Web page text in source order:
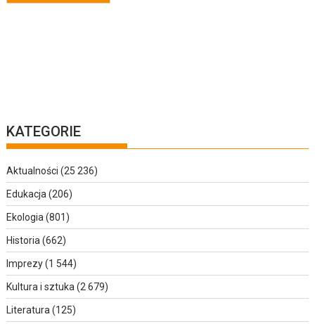
KATEGORIE
Aktualności (25 236)
Edukacja (206)
Ekologia (801)
Historia (662)
Imprezy(1 544)
Kultura i sztuka (2 679)
Literatura (125)